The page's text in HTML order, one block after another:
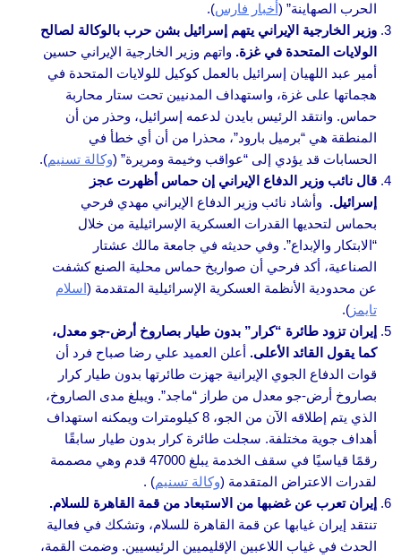
الحرب الصهاينة” (أخبار فارس).
وزير الخارجية الإيراني يتهم إسرائيل بشن حرب بالوكالة لصالح
الولايات المتحدة في غزة. واتهم وزير الخارجية الإيراني حسين
أمير عبد اللهيان إسرائيل بالعمل كوكيل للولايات المتحدة في
هجماتها على غزة، واستهداف المدنيين تحت ستار محاربة
حماس. وانتقد الرئيس بايدن لدعمه إسرائيل، وحذر من أن
المنطقة هي “برميل بارود”، محذرا من أن أي خطأ في
الحسابات قد يؤدي إلى “عواقب وخيمة ومريرة” (وكالة تسنيم).
قال نائب وزير الدفاع الإيراني إن حماس أظهرت عجز
إسرائيل. وأشاد نائب وزير الدفاع الإيراني مهدي فرحي
بحماس لتحديها القدرات العسكرية الإسرائيلية من خلال
“الابتكار والإبداع”. وفي حديثه في جامعة مالك عشتار
الصناعية، أكد فرحي أن صواريخ حماس محلية الصنع كشفت
عن محدودية الأنظمة العسكرية الإسرائيلية المتقدمة (اسلام
تايمز).
إيران تزود طائرة “كرار” بدون طيار بصاروخ أرض-جو معدل،
كما يقول القائد الأعلى. أعلن العميد علي رضا صباح فرد أن
قوات الدفاع الجوي الإيرانية جهزت طائرتها بدون طيار كرار
بصاروخ أرض-جو معدل من طراز “ماجد”. ويبلغ مدى الصاروخ،
الذي يتم إطلاقه الآن من الجو، 8 كيلومترات ويمكنه استهداف
أهداف جوية مختلفة. سجلت طائرة كرار بدون طيار سابقًا
رقمًا قياسيًا في سقف الخدمة يبلغ 47000 قدم وهي مصممة
لقدرات الاعتراض المتقدمة (وكالة تسنيم) .
إيران تعرب عن غضبها من الاستبعاد من قمة القاهرة للسلام.
تنتقد إيران غيابها عن قمة القاهرة للسلام، وتشكك في فعالية
الحدث في غياب اللاعبين الإقليميين الرئيسيين. وضمت القمة،